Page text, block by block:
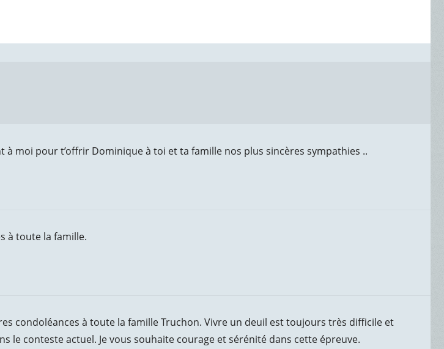
à moi pour t’offrir Dominique à toi et ta famille nos plus sincères sympathies ..
à toute la famille.
condoléances à toute la famille Truchon. Vivre un deuil est toujours très difficile et
le conteste actuel. Je vous souhaite courage et sérénité dans cette épreuve.